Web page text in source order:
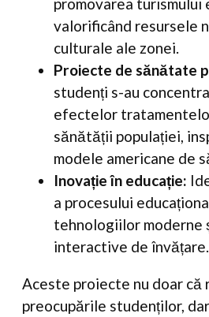
promovarea turismului
valorificând resursele
culturale ale zonei.
Proiecte de sănătate
studenți s-au
efectelor
sănătății populației,
modele americane de
Inovație în educație:
a procesului
tehnologiilor moderne
interactive de învățare.
Aceste proiecte nu doar că
preocupările studenților,